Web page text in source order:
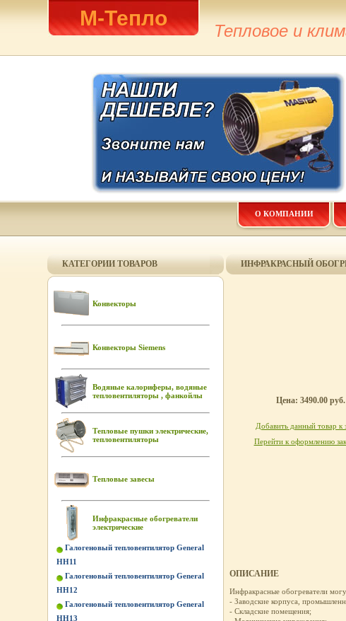
М-Тепло
Тепловое и
О КОМПАНИИ
КАТЕГОРИИ ТОВАРОВ
Конвекторы
Конвекторы Siemens
Водяные калориферы, водяные
тепловентиляторы , фанкойлы
Тепловые пушки электрические,
тепловентиляторы
Тепловые завесы
Инфракрасные обогреватели
электрические
Галогеновый тепловентилятор General
HH11
Галогеновый тепловентилятор General
HH12
Галогеновый тепловентилятор General
HH13
ИНФРАКРАСНЫЙ
Цена: 3490.00 руб.
Добавить данный товар к
Перейти к оформлению
ОПИСАНИЕ
Инфракрасные обогреватели
- Заводские корпуса,
- Складские помещения;